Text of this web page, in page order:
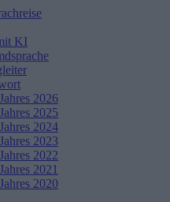
KI
2026
2025
2024
2023
2022
2021
2020